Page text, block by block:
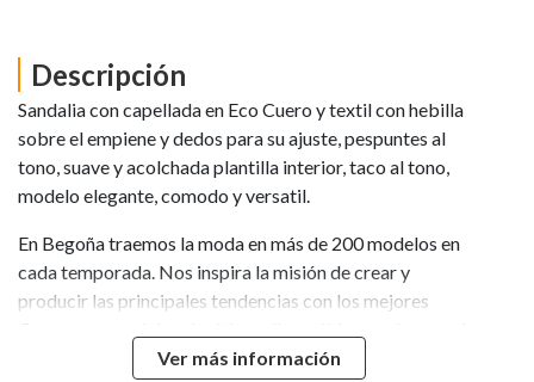
Descripción
Sandalia con capellada en Eco Cuero y textil con hebilla
sobre el empiene y dedos para su ajuste, pespuntes al
tono, suave y acolchada plantilla interior, taco al tono,
modelo elegante, comodo y versatil.
En Begoña traemos la moda en más de 200 modelos en
cada temporada. Nos inspira la misión de crear y
producir las principales tendencias con los mejores
Ver más información